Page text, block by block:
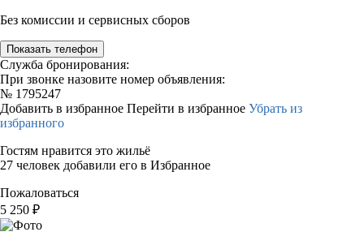
Без комиссии и сервисных сборов
Показать телефон
Служба бронирования:
При звонке назовите номер объявления:
№ 1795247
Добавить в избранное Перейти в избранное Убрать из
избранного
Гостям нравится это жильё
27 человек добавили его в Избранное
Пожаловаться
5 250 ₽